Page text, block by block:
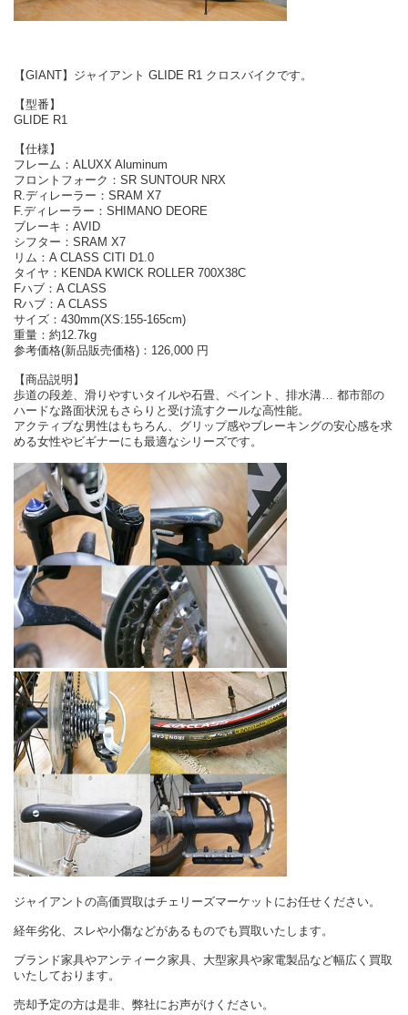
【GIANT】ジャイアント GLIDE R1 クロスバイクです。
【型番】
GLIDE R1
【仕様】
フレーム：ALUXX Aluminum
フロントフォーク：SR SUNTOUR NRX
R.ディレーラー：SRAM X7
F.ディレーラー：SHIMANO DEORE
ブレーキ：AVID
シフター：SRAM X7
リム：A CLASS CITI D1.0
タイヤ：KENDA KWICK ROLLER 700X38C
Fハブ：A CLASS
Rハブ：A CLASS
サイズ：430mm(XS:155-165cm)
重量：約12.7kg
参考価格(新品販売価格)：126,000 円
【商品説明】
歩道の段差、滑りやすいタイルや石畳、ペイント、排水溝… 都市部の
ハードな路面状況もさらりと受け流すクールな高性能。
アクティブな男性はもちろん、グリップ感やブレーキングの安心感を求
める女性やビギナーにも最適なシリーズです。
ジャイアントの高価買取はチェリーズマーケットにお任せください。
経年劣化、スレや小傷などがあるものでも買取いたします。
ブランド家具やアンティーク家具、大型家具や家電製品など幅広く買取
いたしております。
売却予定の方は是非、弊社にお声がけください。